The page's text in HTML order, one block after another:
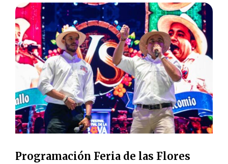
Programación Feria de las Flores